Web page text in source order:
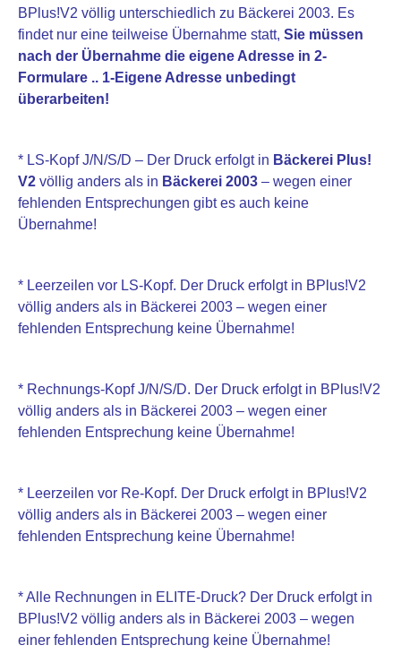
BPlus!V2 völlig unterschiedlich zu Bäckerei 2003. Es
findet nur eine teilweise Übernahme statt, Sie müssen
nach der Übernahme die eigene Adresse in 2-
Formulare .. 1-Eigene Adresse unbedingt
überarbeiten!
* LS-Kopf J/N/S/D – Der Druck erfolgt in Bäckerei Plus!
V2 völlig anders als in Bäckerei 2003 – wegen einer
fehlenden Entsprechungen gibt es auch keine
Übernahme!
* Leerzeilen vor LS-Kopf. Der Druck erfolgt in BPlus!V2
völlig anders als in Bäckerei 2003 – wegen einer
fehlenden Entsprechung keine Übernahme!
* Rechnungs-Kopf J/N/S/D. Der Druck erfolgt in BPlus!V2
völlig anders als in Bäckerei 2003 – wegen einer
fehlenden Entsprechung keine Übernahme!
* Leerzeilen vor Re-Kopf. Der Druck erfolgt in BPlus!V2
völlig anders als in Bäckerei 2003 – wegen einer
fehlenden Entsprechung keine Übernahme!
* Alle Rechnungen in ELITE-Druck? Der Druck erfolgt in
BPlus!V2 völlig anders als in Bäckerei 2003 – wegen
einer fehlenden Entsprechung keine Übernahme!